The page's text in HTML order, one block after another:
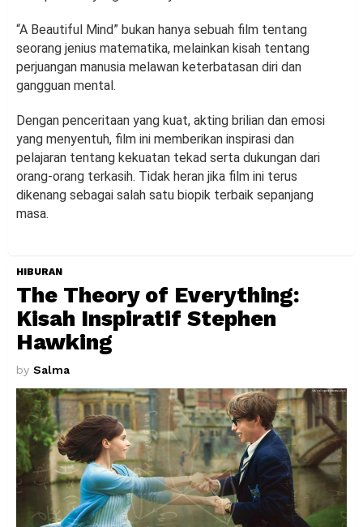
“A Beautiful Mind” bukan hanya sebuah film tentang
seorang jenius matematika, melainkan kisah tentang
perjuangan manusia melawan keterbatasan diri dan
gangguan mental.
Dengan penceritaan yang kuat, akting brilian dan emosi
yang menyentuh, film ini memberikan inspirasi dan
pelajaran tentang kekuatan tekad serta dukungan dari
orang-orang terkasih. Tidak heran jika film ini terus
dikenang sebagai salah satu biopik terbaik sepanjang
masa.
HIBURAN
The Theory of Everything:
Kisah Inspiratif Stephen
Hawking
by Salma